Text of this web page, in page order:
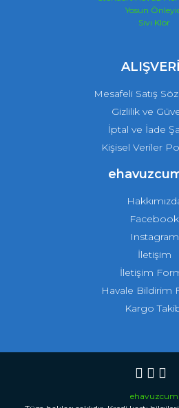
Yosun
Sıvı Klor
Mesafeli Satış
Gizlilik ve
İptal ve İade
Kişisel Veriler
Facebook
Instagram
İletişim
İletişim
Havale Bildirim
Kargo
ehavuzcum